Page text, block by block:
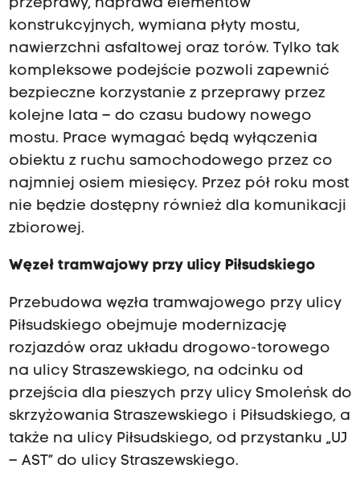
przeprawy, naprawa elementów
konstrukcyjnych, wymiana płyty mostu,
nawierzchni asfaltowej oraz torów. Tylko tak
kompleksowe podejście pozwoli zapewnić
bezpieczne korzystanie z przeprawy przez
kolejne lata – do czasu budowy nowego
mostu. Prace wymagać będą wyłączenia
obiektu z ruchu samochodowego przez co
najmniej osiem miesięcy. Przez pół roku most
nie będzie dostępny również dla komunikacji
zbiorowej.
Węzeł tramwajowy przy ulicy Piłsudskiego
Przebudowa węzła tramwajowego przy ulicy
Piłsudskiego obejmuje modernizację
rozjazdów oraz układu drogowo-torowego
na ulicy Straszewskiego, na odcinku od
przejścia dla pieszych przy ulicy Smoleńsk do
skrzyżowania Straszewskiego i Piłsudskiego, a
także na ulicy Piłsudskiego, od przystanku „UJ
– AST” do ulicy Straszewskiego.